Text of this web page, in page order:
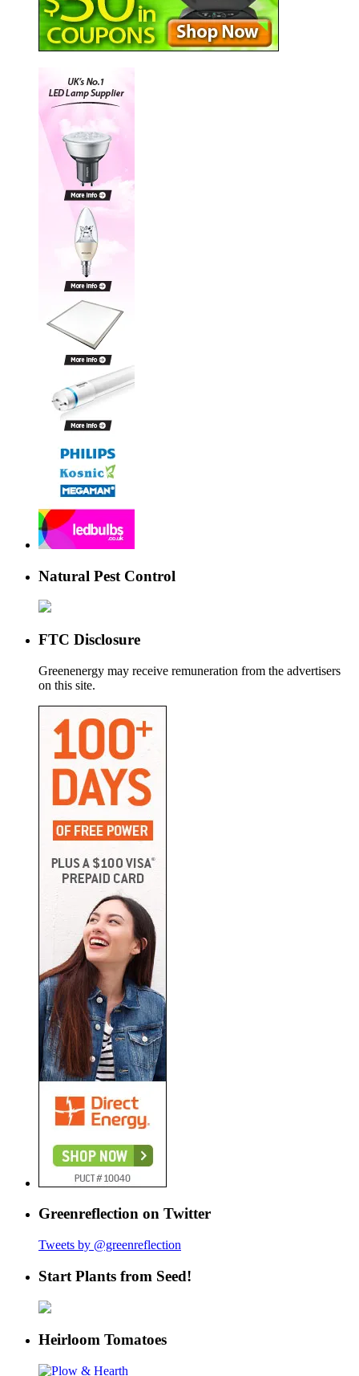
Natural Pest Control
FTC Disclosure
Greenenergy may receive remuneration from the advertisers
on this site.
Greenreflection on Twitter
Tweets by @greenreflection
Start Plants from Seed!
Heirloom Tomatoes